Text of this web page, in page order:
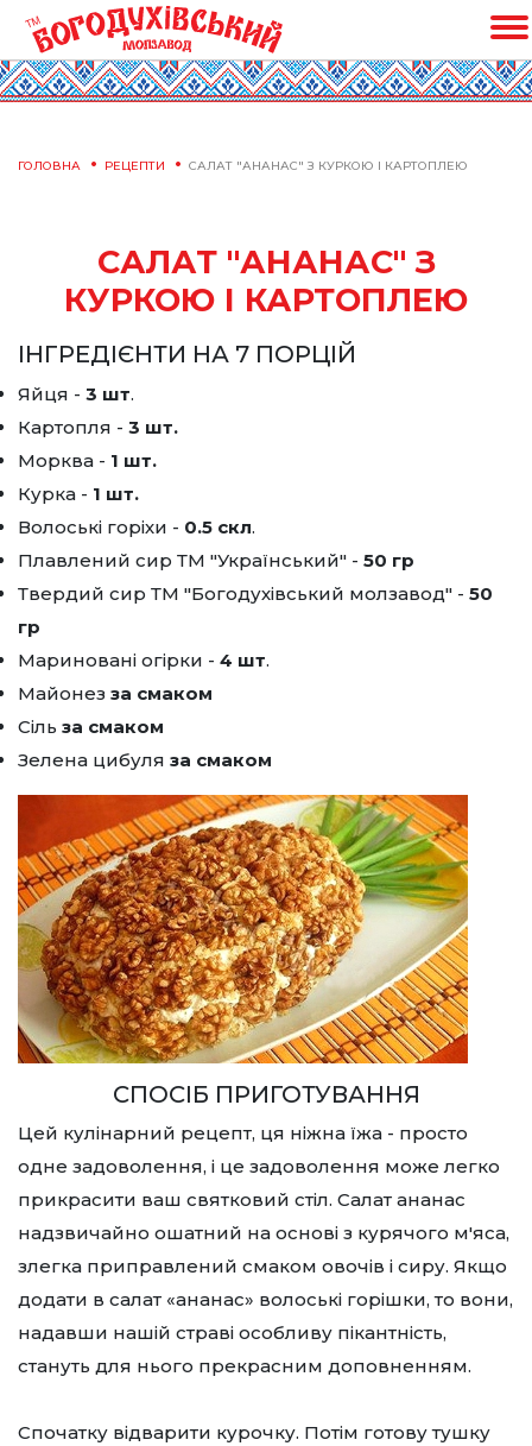
ГОЛОВНА РЕЦЕПТИ САЛАТ "АНАНАС" З КУРКОЮ І КАРТОПЛЕЮ
САЛАТ "АНАНАС" З
КУРКОЮ І КАРТОПЛЕЮ
ІНГРЕДІЄНТИ НА 7 ПОРЦІЙ
Яйця - 3 шт.
Картопля - 3 шт.
Морква - 1 шт.
Курка - 1 шт.
Волоські горіхи - 0.5 скл.
Плавлений сир ТМ "Український" - 50 гр
Твердий сир ТМ "Богодухівський молзавод" - 50
гр
Мариновані огірки - 4 шт.
Майонез за смаком
Сіль за смаком
Зелена цибуля за смаком
СПОСІБ ПРИГОТУВАННЯ
Цей кулінарний рецепт, ця ніжна їжа - просто
одне задоволення, і це задоволення може легко
прикрасити ваш святковий стіл. Салат ананас
надзвичайно ошатний на основі з курячого м'яса,
злегка приправлений смаком овочів і сиру. Якщо
додати в салат «ананас» волоські горішки, то вони,
надавши нашій страві особливу пікантність,
стануть для нього прекрасним доповненням.
Спочатку відварити курочку. Потім готову тушку